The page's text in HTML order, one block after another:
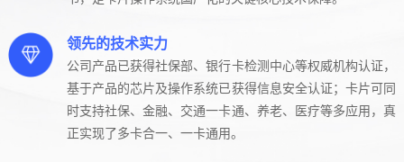
领先的技术实力
公司产品已获得社保部、银行卡检测中心等权威机构认证，
基于产品的芯片及操作系统已获得信息安全认证；卡片可同
时支持社保、金融、交通一卡通、养老、医疗等多应用，真
正实现了多卡合一、一卡通用。